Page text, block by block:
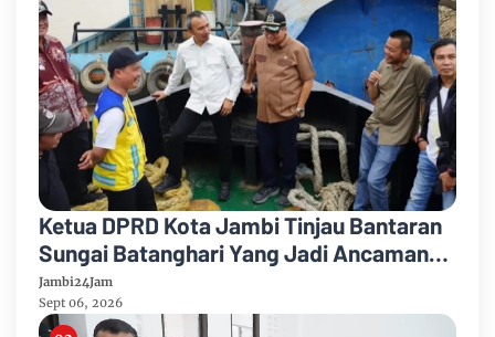
Ketua DPRD Kota Jambi Tinjau Bantaran
Sungai Batanghari Yang Jadi Ancaman
Abrasi
Jambi24Jam
Sept 06, 2026